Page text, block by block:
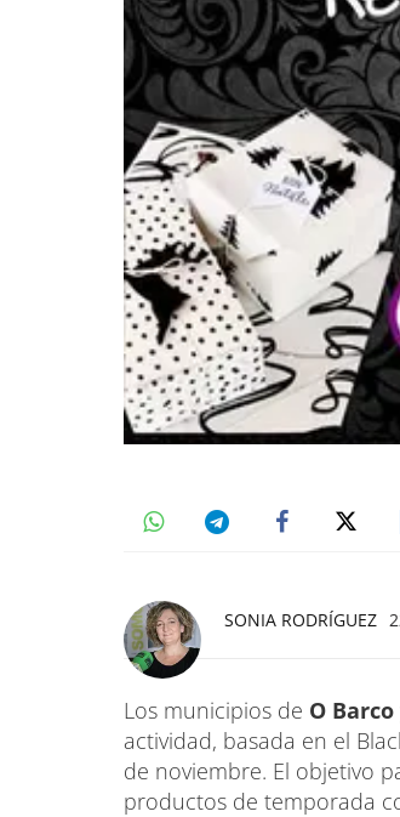
SONIA RODRÍGUEZ
Los municipios de O Barco
actividad, basada en el
de noviembre. El objetivo
productos de temporada